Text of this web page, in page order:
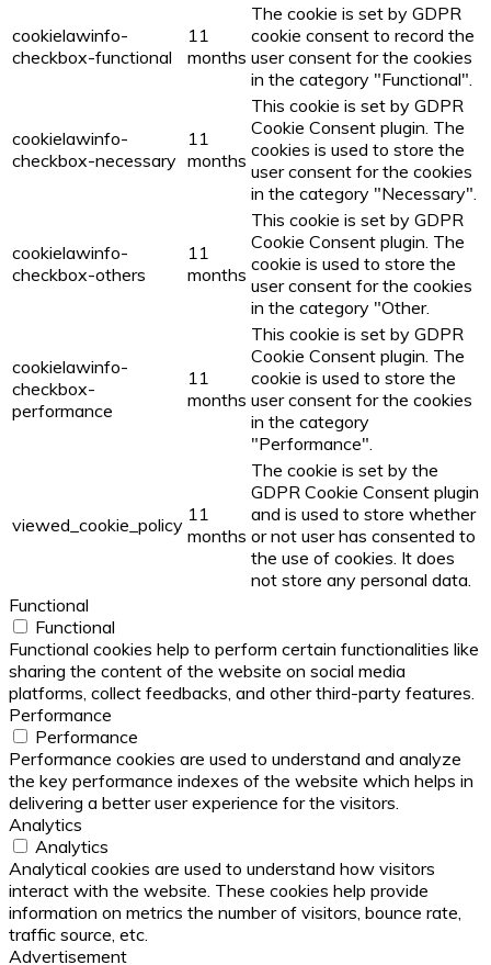
cookielawinfo-
checkbox-functional
11
months
The cookie is set by GDPR
cookie consent to record the
user consent for the cookies
in the category "Functional".
cookielawinfo-
checkbox-necessary
11
months
This cookie is set by GDPR
Cookie Consent plugin. The
cookies is used to store the
user consent for the cookies
in the category "Necessary".
cookielawinfo-
checkbox-others
11
months
This cookie is set by GDPR
Cookie Consent plugin. The
cookie is used to store the
user consent for the cookies
in the category "Other.
cookielawinfo-
checkbox-
performance
11
months
This cookie is set by GDPR
Cookie Consent plugin. The
cookie is used to store the
user consent for the cookies
in the category
"Performance".
viewed_cookie_policy 11
months
The cookie is set by the
GDPR Cookie Consent plugin
and is used to store whether
or not user has consented to
the use of cookies. It does
not store any personal data.
Functional
Functional
Functional cookies help to perform certain functionalities like
sharing the content of the website on social media
platforms, collect feedbacks, and other third-party features.
Performance
Performance
Performance cookies are used to understand and analyze
the key performance indexes of the website which helps in
delivering a better user experience for the visitors.
Analytics
Analytics
Analytical cookies are used to understand how visitors
interact with the website. These cookies help provide
information on metrics the number of visitors, bounce rate,
traffic source, etc.
Advertisement